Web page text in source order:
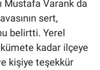
Mustafa Varank da
sert,
belirtti. Yerel
kadar ilçeye
kişiye teşekkür